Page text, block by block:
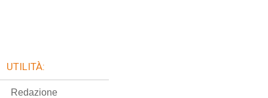
UTILITÀ:
Redazione